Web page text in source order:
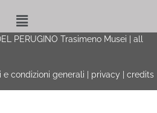
Menu
PERUGINO Trasimeno Musei | all
e condizioni generali privacy credits